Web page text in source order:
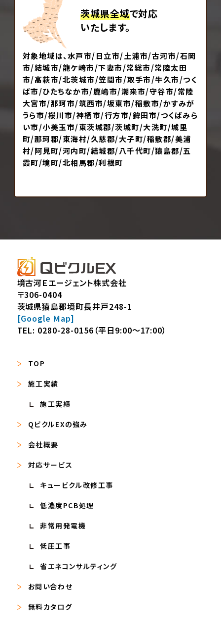
茨城県全域で対応
いたします。
対象地域は、水戸市/日立市/土浦市/古河市/石岡
市/結城市/龍ケ崎市/下妻市/常総市/常陸太田
市/高萩市/北茨城市/笠間市/取手市/牛久市/つく
ば市/ひたちなか市/鹿嶋市/潮来市/守谷市/常陸
大宮市/那珂市/筑西市/坂東市/稲敷市/かすみが
うら市/桜川市/神栖市/行方市/鉾田市/つくばみら
い市/小美玉市/東茨城郡/茨城町/大洗町/城里
町/那珂郡/東海村/久慈郡/大子町/稲敷郡/美浦
村/阿見町/河内町/結城郡/八千代町/猿島郡/五
霞町/境町/北相馬郡/利根町
境古河Ｅエージェント株式会社
〒306-0404
茨城県猿島郡境町長井戸248-1
[Google Map]
TEL: 0280-28-0156 （平日9:00～17:00）
TOP
施工実績
施工実績
QビクルEXの強み
会社概要
対応サービス
キュービクル改修工事
低濃度PCB処理
非常用発電機
低圧工事
省エネコンサルティング
お問い合わせ
無料カタログ